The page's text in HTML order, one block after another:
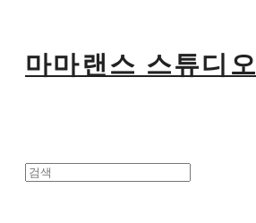
마마랜스 스튜디오